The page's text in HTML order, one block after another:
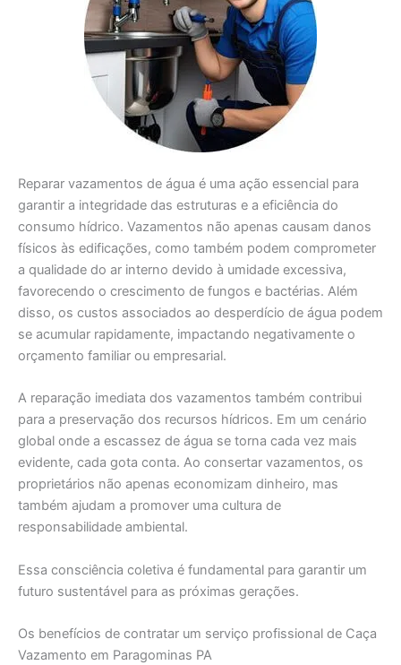
Reparar vazamentos de água é uma ação essencial para
garantir a integridade das estruturas e a eficiência do
consumo hídrico. Vazamentos não apenas causam danos
físicos às edificações, como também podem comprometer
a qualidade do ar interno devido à umidade excessiva,
favorecendo o crescimento de fungos e bactérias. Além
disso, os custos associados ao desperdício de água podem
se acumular rapidamente, impactando negativamente o
orçamento familiar ou empresarial.
A reparação imediata dos vazamentos também contribui
para a preservação dos recursos hídricos. Em um cenário
global onde a escassez de água se torna cada vez mais
evidente, cada gota conta. Ao consertar vazamentos, os
proprietários não apenas economizam dinheiro, mas
também ajudam a promover uma cultura de
responsabilidade ambiental.
Essa consciência coletiva é fundamental para garantir um
futuro sustentável para as próximas gerações.
Os benefícios de contratar um serviço profissional de Caça
Vazamento em Paragominas PA